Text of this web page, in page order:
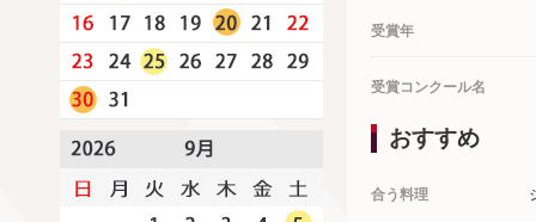
受賞年
受賞コンクール名
おすすめ
合う料理